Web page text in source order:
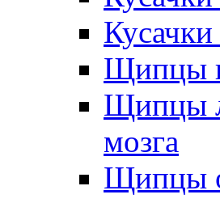
Щипцы
Щипцы
мозга
Щипцы